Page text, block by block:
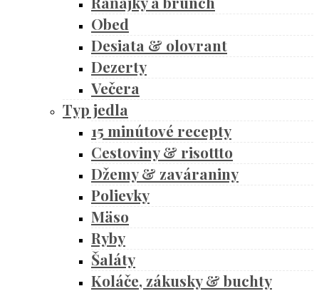
Obed
Desiata & olovrant
Dezerty
Večera
Typ jedla
15 minútové recepty
Cestoviny & risottto
Džemy & zaváraniny
Polievky
Mäso
Ryby
Šaláty
Koláče, zákusky & buchty